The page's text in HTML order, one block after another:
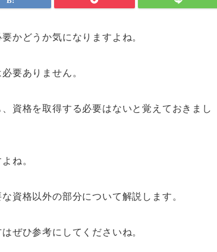
かどうか気になりますよね。
要ありません。
資格を取得する必要はないと覚えておきまし
ね。
資格以外の部分について解説します。
ぜひ参考にしてくださいね。